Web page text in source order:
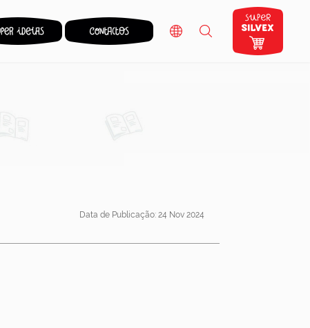
Data de Publicação: 24 Nov 2024